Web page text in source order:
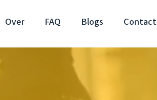
Over FAQ Blogs Contact